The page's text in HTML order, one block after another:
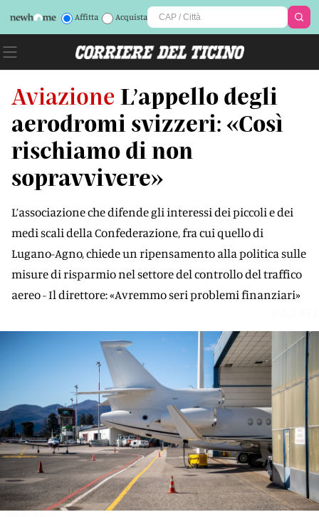
Affitta Acquista
Aviazione L’appello degli
aerodromi svizzeri: «Così
rischiamo di non
sopravvivere»
L’associazione che difende gli interessi dei piccoli e dei
medi scali della Confederazione, fra cui quello di
Lugano-Agno, chiede un ripensamento alla politica sulle
misure di risparmio nel settore del controllo del traffico
aereo - Il direttore: «Avremmo seri problemi finanziari»